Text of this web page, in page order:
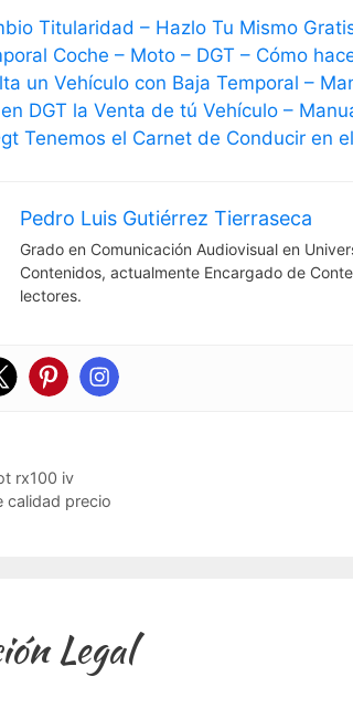
Titularidad – Hazlo Tu Mismo
Coche – Moto – DGT – Cómo
un Vehículo con Baja Temporal –
DGT la Venta de tú Vehículo –
Tenemos el Carnet de Conducir en
Pedro Luis Gutiérrez Tierraseca
Grado en Comunicación Audiovisual en
Contenidos, actualmente Encargado de
lectores.
rx100 iv
calidad precio
Legal